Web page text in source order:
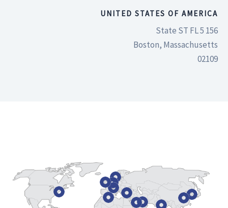
UNITED STATES OF AMERICA
156 State ST FL 5
Boston, Massachusetts
02109